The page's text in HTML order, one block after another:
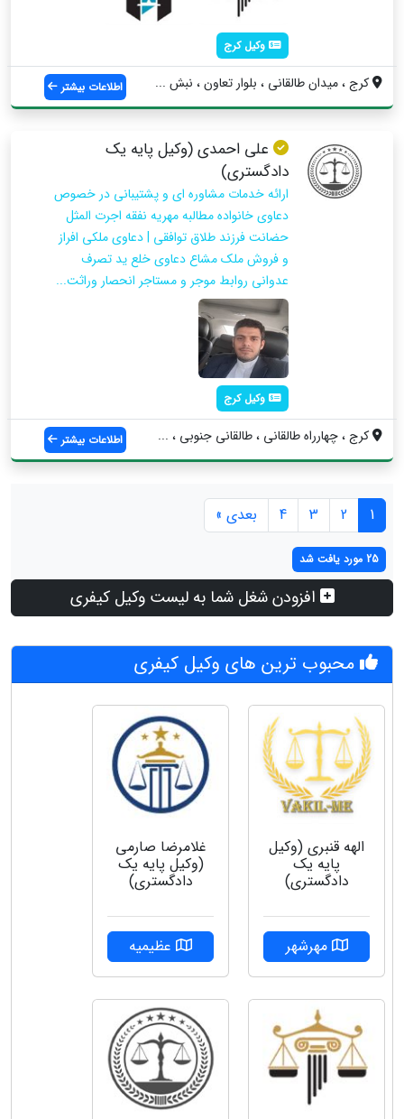
وکیل کرج
کرج ، میدان طالقانی ، بلوار تعاون ، نبش ... اطلاعات بیشتر
علی احمدی (وکیل پایه یک
دادگستری)
ارائه خدمات مشاوره ای و پشتیبانی در خصوص
دعاوی خانواده مطالبه مهریه نفقه اجرت المثل
حضانت فرزند طلاق توافقی | دعاوی ملکی افراز
و فروش ملک مشاع دعاوی خلع ید تصرف
عدوانی روابط موجر و مستاجر انحصار وراثت...
وکیل کرج
کرج ، چهارراه طالقانی ، طالقانی جنوبی ، ... اطلاعات بیشتر
1
2
3
4 بعدی »
25 مورد یافت شد
افزودن شغل شما به لیست وکیل کیفری
محبوب ترین های وکیل کیفری
الهه قنبری (وکیل
پایه یک
دادگستری)
مهرشهر
غلامرضا صارمی
(وکیل پایه یک
دادگستری)
عظیمیه